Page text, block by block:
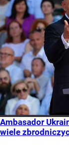
Ambasador
wiele